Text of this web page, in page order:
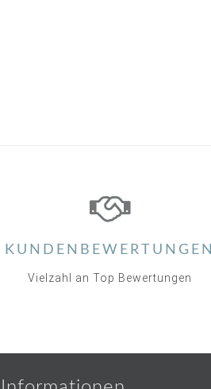
KUNDENBEWERTUNGEN
Vielzahl an Top Bewertungen